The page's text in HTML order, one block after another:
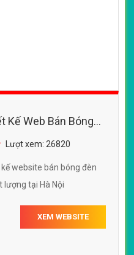
Kế Web Bán Bóng
nghiệp chuẩn
Lượt xem: 26820
website bán bóng đèn
lượng tại Hà Nội
XEM WEBSITE